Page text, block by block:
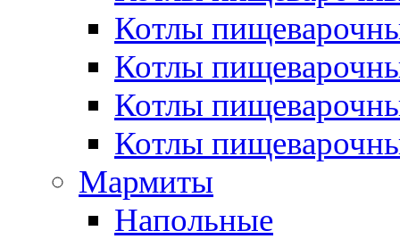
Котлы
Котлы
Котлы
Котлы
Мармиты
Напольные